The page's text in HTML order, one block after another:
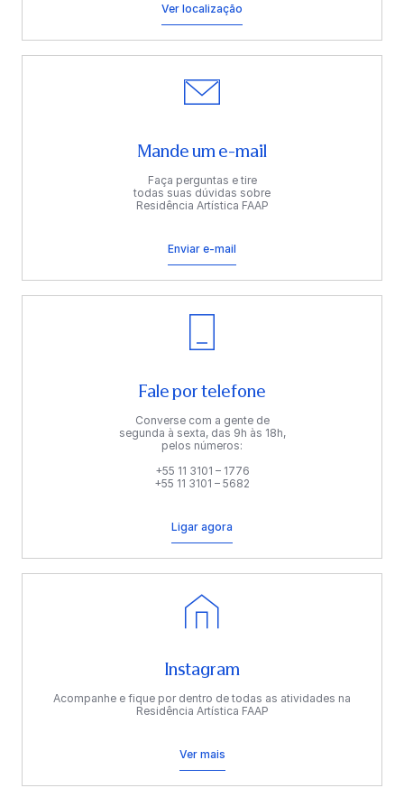
Ver localização
Mande um e-mail
Faça perguntas e tire
todas suas dúvidas sobre
Residência Artística FAAP
Enviar e-mail
Fale por telefone
Converse com a gente de
segunda à sexta, das 9h às 18h,
pelos números:
+55 11 3101 – 1776
+55 11 3101 – 5682
Ligar agora
Instagram
Acompanhe e fique por dentro de todas as atividades na
Residência Artística FAAP
Ver mais